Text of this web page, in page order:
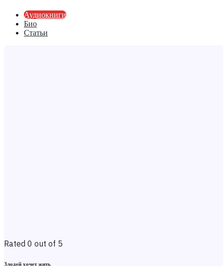
Аудиокниги
Био
Статьи
Rated 0 out of 5
Злодей хочет жить